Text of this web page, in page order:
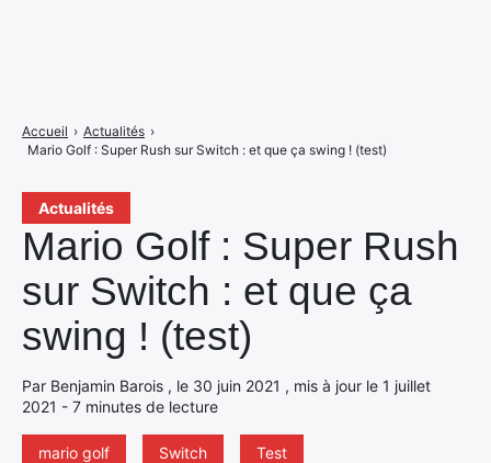
Actualités
Mario Golf : Super Rush
sur Switch : et que ça
swing ! (test)
Par Benjamin Barois , le 30 juin 2021 , mis à jour le 1 juillet
2021 - 7 minutes de lecture
mario golf Switch Test
Accueil › Actualités ›
Mario Golf : Super Rush sur Switch : et que ça swing ! (test)